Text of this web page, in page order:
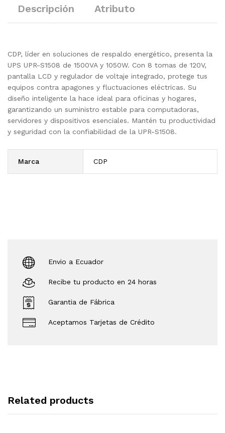
Descripción Atributo
CDP, líder en soluciones de respaldo energético, presenta la
UPS UPR-S1508 de 1500VA y 1050W. Con 8 tomas de 120V,
pantalla LCD y regulador de voltaje integrado, protege tus
equipos contra apagones y fluctuaciones eléctricas. Su
diseño inteligente la hace ideal para oficinas y hogares,
garantizando un suministro estable para computadoras,
servidores y dispositivos esenciales. Mantén tu productividad
y seguridad con la confiabilidad de la UPR-S1508.
Marca CDP
Envio a Ecuador
Recibe tu producto en 24 horas
Garantia de Fábrica
Aceptamos Tarjetas de Crédito
Related products